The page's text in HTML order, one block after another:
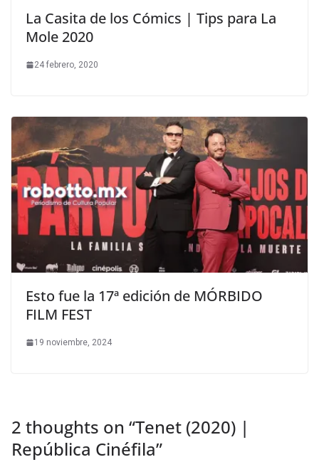
La Casita de los Cómics | Tips para La
Mole 2020
24 febrero, 2020
Esto fue la 17ª edición de MÓRBIDO
FILM FEST
19 noviembre, 2024
2 thoughts on “Tenet (2020) |
República Cinéfila”